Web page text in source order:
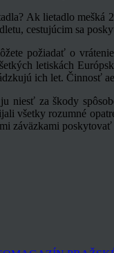
Ak lietadlo mešká
cestujúcim sa
požiadať o
letiskách
ich let. Činnosť
niesť za škody
všetky rozumné
záväzkami